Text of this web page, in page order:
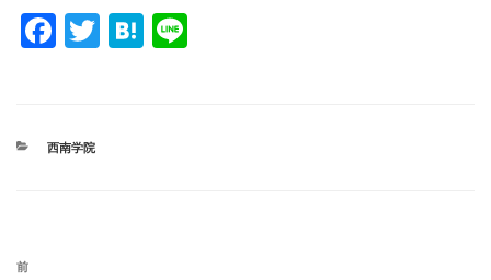
F
e
T
H
カ
西南学院
投
過
前